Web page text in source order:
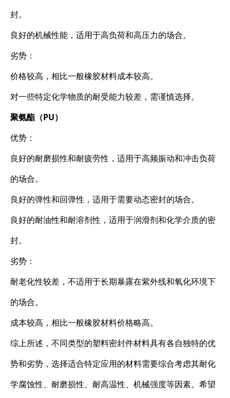
封。
良好的机械性能，适用于高负荷和高压力的场合。
劣势：
价格较高，相比一般橡胶材料成本较高。
对一些特定化学物质的耐受能力较差，需谨慎选择。
聚氨酯（PU）
优势：
良好的耐磨损性和耐疲劳性，适用于高频振动和冲击负荷
的场合。
良好的弹性和回弹性，适用于需要动态密封的场合。
良好的耐油性和耐溶剂性，适用于润滑剂和化学介质的密
封。
劣势：
耐老化性较差，不适用于长期暴露在紫外线和氧化环境下
的场合。
成本较高，相比一般橡胶材料价格略高。
综上所述，不同类型的塑料密封件材料具有各自独特的优
势和劣势，选择适合特定应用的材料需要综合考虑其耐化
学腐蚀性、耐磨损性、耐高温性、机械强度等因素。希望